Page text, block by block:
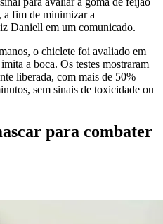
a fim de minimizar a
Daniell em um comunicado.
o chiclete foi avaliado em
a boca. Os testes mostraram
liberada, com mais de 50%
sem sinais de toxicidade ou
para combater